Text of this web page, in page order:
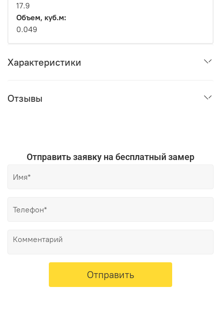
17.9
Объем, куб.м:
0.049
Характеристики
Отзывы
Отправить заявку на бесплатный замер
Отправить